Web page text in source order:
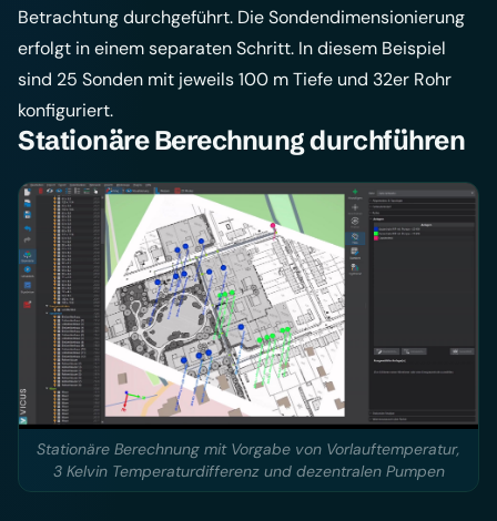
Betrachtung durchgeführt. Die Sondendimensionierung
erfolgt in einem separaten Schritt. In diesem Beispiel
sind 25 Sonden mit jeweils 100 m Tiefe und 32er Rohr
konfiguriert.
Stationäre Berechnung durchführen
Stationäre Berechnung mit Vorgabe von Vorlauftemperatur,
3 Kelvin Temperaturdifferenz und dezentralen Pumpen